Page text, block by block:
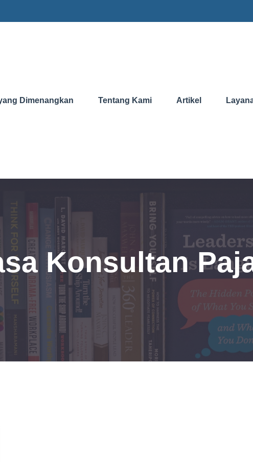
Dimenangkan Tentang Kami Artikel
Konsultan